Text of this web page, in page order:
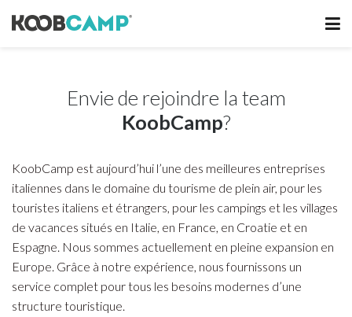
Envie de rejoindre la team
KoobCamp?
KoobCamp est aujourd’hui l’une des meilleures entreprises
italiennes dans le domaine du tourisme de plein air, pour les
touristes italiens et étrangers, pour les campings et les villages
de vacances situés en Italie, en France, en Croatie et en
Espagne. Nous sommes actuellement en pleine expansion en
Europe. Grâce à notre expérience, nous fournissons un
service complet pour tous les besoins modernes d’une
structure touristique.